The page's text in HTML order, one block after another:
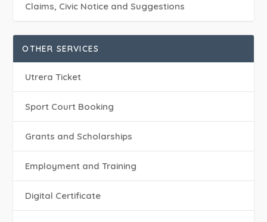
Claims, Civic Notice and Suggestions
OTHER SERVICES
Utrera Ticket
Sport Court Booking
Grants and Scholarships
Employment and Training
Digital Certificate